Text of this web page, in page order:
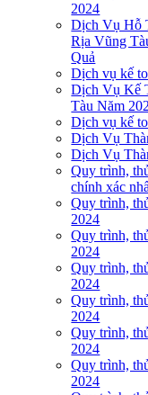
2024
Dịch Vụ Hỗ
Rịa Vũng
Quả
Dịch vụ kế
Dịch Vụ Kế
Tàu Năm
Dịch vụ kế
Dịch Vụ
Dịch Vụ
Quy trình,
chính xác
Quy trình,
2024
Quy trình,
2024
Quy trình,
2024
Quy trình,
2024
Quy trình,
2024
Quy trình,
2024